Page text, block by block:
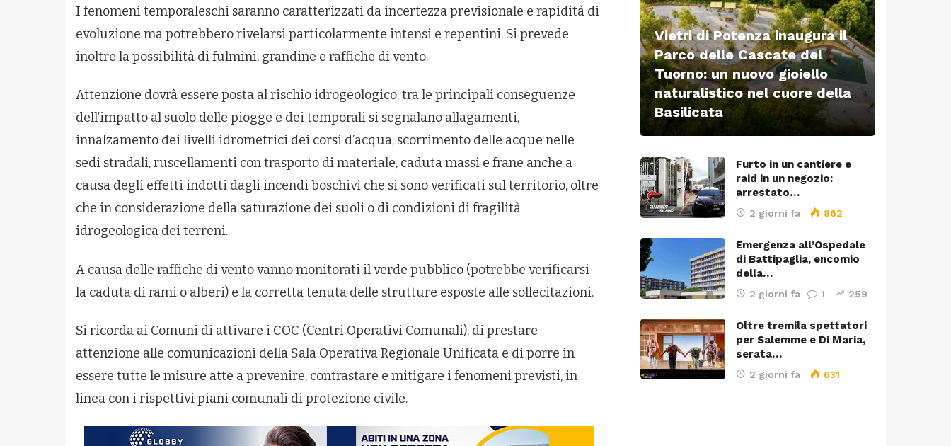
I fenomeni temporaleschi saranno caratterizzati da incertezza previsionale e rapidità di
evoluzione ma potrebbero rivelarsi particolarmente intensi e repentini. Si prevede
inoltre la possibilità di fulmini, grandine e raffiche di vento.
Attenzione dovrà essere posta al rischio idrogeologico: tra le principali conseguenze
dell’impatto al suolo delle piogge e dei temporali si segnalano allagamenti,
innalzamento dei livelli idrometrici dei corsi d’acqua, scorrimento delle acque nelle
sedi stradali, ruscellamenti con trasporto di materiale, caduta massi e frane anche a
causa degli effetti indotti dagli incendi boschivi che si sono verificati sul territorio, oltre
che in considerazione della saturazione dei suoli o di condizioni di fragilità
idrogeologica dei terreni.
A causa delle raffiche di vento vanno monitorati il verde pubblico (potrebbe verificarsi
la caduta di rami o alberi) e la corretta tenuta delle strutture esposte alle sollecitazioni.
Si ricorda ai Comuni di attivare i COC (Centri Operativi Comunali), di prestare
attenzione alle comunicazioni della Sala Operativa Regionale Unificata e di porre in
essere tutte le misure atte a prevenire, contrastare e mitigare i fenomeni previsti, in
linea con i rispettivi piani comunali di protezione civile.
Vietri di Potenza inaugura il
Parco delle Cascate del
Tuorno: un nuovo gioiello
naturalistico nel cuore della
Basilicata
Furto in un cantiere e
raid in un negozio:
arrestato…
2 giorni fa 862
Emergenza all’Ospedale
di Battipaglia, encomio
della…
2 giorni fa 1 259
Oltre tremila spettatori
per Salemme e Di Maria,
serata…
2 giorni fa 631